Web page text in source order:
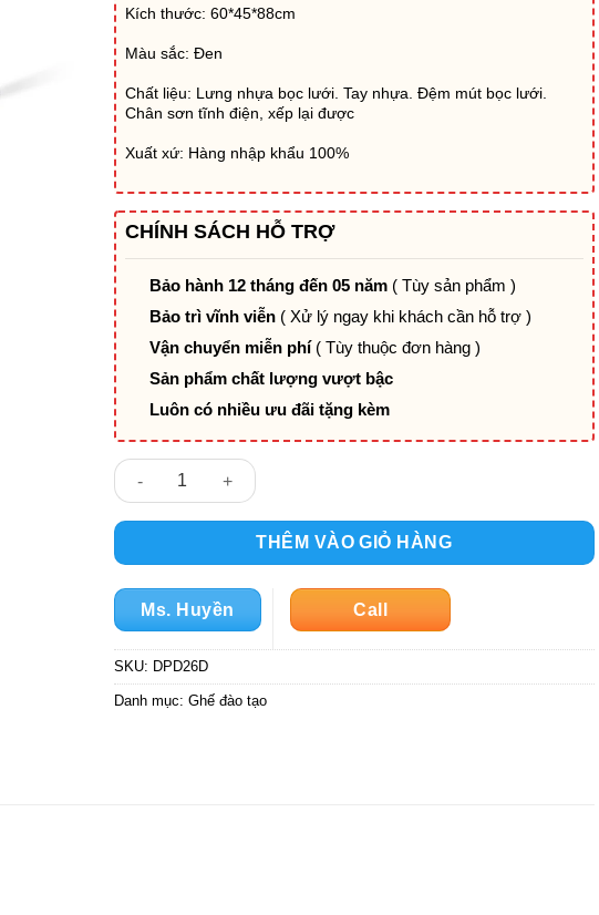
Kích thước: 60*45*88cm
Màu sắc: Đen
Chất liệu: Lưng nhựa bọc lưới. Tay nhựa. Đệm mút bọc lưới.
Chân sơn tĩnh điện, xếp lại được
Xuất xứ: Hàng nhập khẩu 100%
CHÍNH SÁCH HỖ TRỢ
Bảo hành 12 tháng đến 05 năm ( Tùy sản phẩm )
Bảo trì vĩnh viễn ( Xử lý ngay khi khách cần hỗ trợ )
Vận chuyển miễn phí ( Tùy thuộc đơn hàng )
Sản phẩm chất lượng vượt bậc
Luôn có nhiều ưu đãi tặng kèm
Ghế đào tạo có bảng viết có bánh xe DPD26D số lượng
THÊM VÀO GIỎ HÀNG
Ms. Huyền Call
SKU: DPD26D
Danh mục: Ghế đào tạo